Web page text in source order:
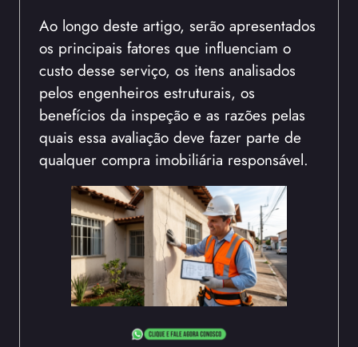
Ao longo deste artigo, serão apresentados
os principais fatores que influenciam o
custo desse serviço, os itens analisados
pelos engenheiros estruturais, os
benefícios da inspeção e as razões pelas
quais essa avaliação deve fazer parte de
qualquer compra imobiliária responsável.